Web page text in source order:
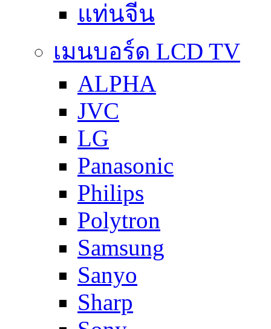
แท่นจีน
เมนบอร์ด LCD TV
ALPHA
JVC
LG
Panasonic
Philips
Polytron
Samsung
Sanyo
Sharp